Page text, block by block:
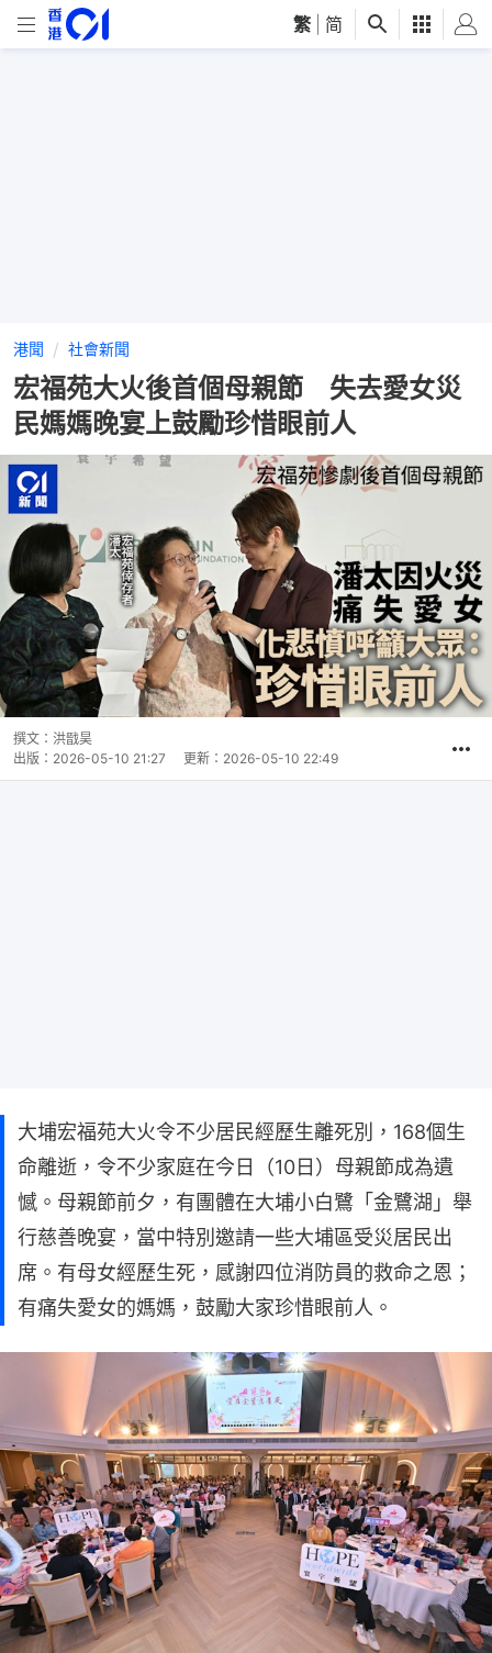
繁 简
港聞 社會新聞
宏福苑大火後首個母親節 失去愛女災
民媽媽晚宴上鼓勵珍惜眼前人
撰文： 洪戩昊
出版： 2026-05-10 21:27 更新： 2026-05-10 22:49
大埔宏福苑大火令不少居民經歷生離死別，168個生
命離逝，令不少家庭在今日（10日）母親節成為遺
憾。母親節前夕，有團體在大埔小白鷺「金鷺湖」舉
行慈善晚宴，當中特別邀請一些大埔區受災居民出
席。有母女經歷生死，感謝四位消防員的救命之恩；
有痛失愛女的媽媽，鼓勵大家珍惜眼前人。